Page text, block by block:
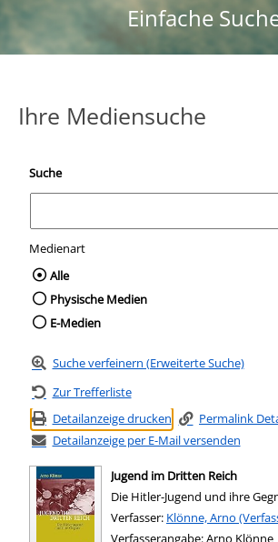
Einfache
Ihre Mediensuche
Suche
Medienart
Wählen Sie die Medienart
Alle
Physische Medien
E-Medien
Suche verfeinern (Erweiterte Suche)
Zur Trefferliste
Detailanzeige drucken
Permalink
Detailanzeige per E-Mail versenden
Jugend im Dritten Reich
Die Hitler-Jugend und ihre
Verfasser: Suche nach diesem
Klönne, Arno
Verfasserangabe:Arno Klönne